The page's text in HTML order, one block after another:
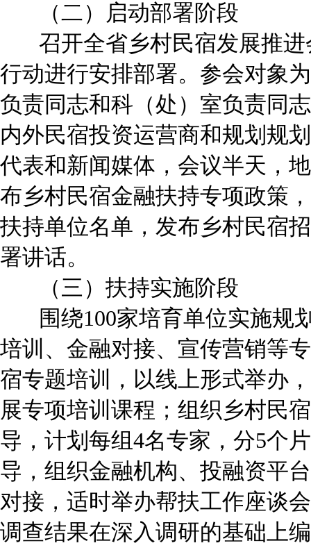
（二）启动部署阶段
召开全省乡村民宿发展推进
行动进行安排部署。参会对象
负责同志和科（处）室负责同
内外民宿投资运营商和规划规
代表和新闻媒体，会议半天，
布乡村民宿金融扶持专项政策
扶持单位名单，发布乡村民宿
署讲话。
（三）扶持实施阶段
围绕100家培育单位实施规
培训、金融对接、宣传营销等
宿专题培训，以线上形式举办
展专项培训课程；组织乡村民
导，计划每组4名专家，分5个
导，组织金融机构、投融资平
对接，适时举办帮扶工作座谈
调查结果在深入调研的基础上